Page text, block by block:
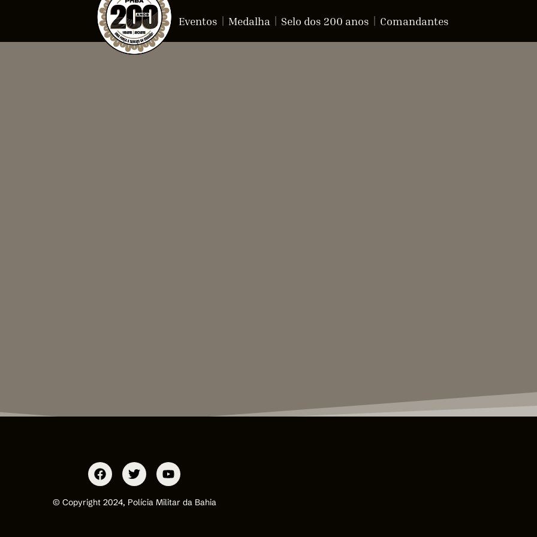
Eventos Medalha Selo dos 200 anos Comandantes
© Copyright 2024, Polícia Militar da Bahia